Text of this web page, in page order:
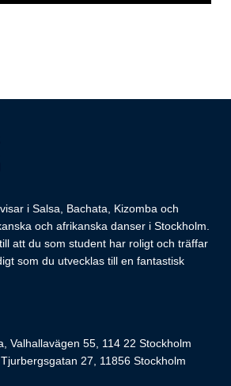
i Salsa, Bachata, Kizomba och
och afrikanska danser i Stockholm.
att du som student har roligt och träffar
som du utvecklas till en fantastisk
Valhallavägen 55, 114 22 Stockholm
27, 11856 Stockholm